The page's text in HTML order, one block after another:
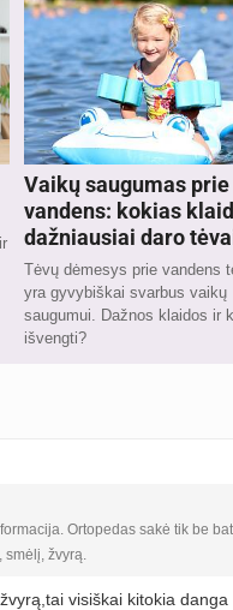
Vaikų saugumas prie
vandens: kokias
dažniausiai daro
Tėvų dėmesys prie vandens
yra gyvybiškai svarbus vaikų
saugumui. Dažnos klaidos ir
išvengti?
Ortopedas sakė tik be
žvyrą.
visiškai kitokia